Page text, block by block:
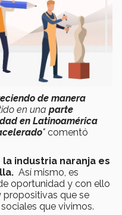
de manera
en una parte
en Latinoamérica
" comentó
industria naranja es
Así mismo, es
oportunidad y con ello
propositivas que se
que vivimos.